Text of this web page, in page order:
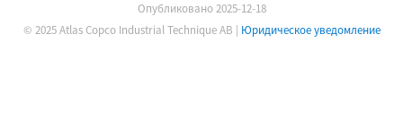
Опубликовано 2025-12-18
© 2025 Atlas Copco Industrial Technique AB | Юридическое уведомление